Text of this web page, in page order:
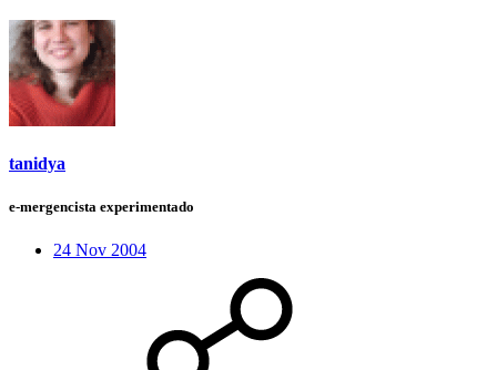
tanidya
e-mergencista experimentado
24 Nov 2004